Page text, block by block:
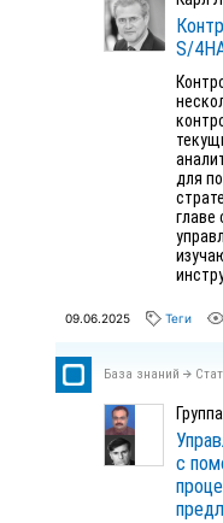
S/
для
главе
09.06.2025 Теги
База знаний
с